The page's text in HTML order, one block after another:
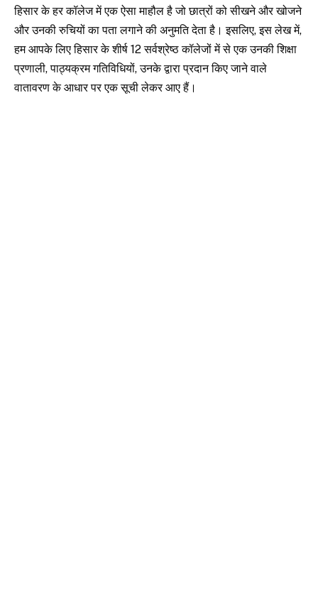
हिसार के हर कॉलेज में एक ऐसा माहौल है जो छात्रों को सीखने और खोजने
और उनकी रुचियों का पता लगाने की अनुमति देता है। इसलिए, इस लेख में,
हम आपके लिए हिसार के शीर्ष 12 सर्वश्रेष्ठ कॉलेजों में से एक उनकी शिक्षा
प्रणाली, पाठ्यक्रम गतिविधियों, उनके द्वारा प्रदान किए जाने वाले
वातावरण के आधार पर एक सूची लेकर आए हैं।